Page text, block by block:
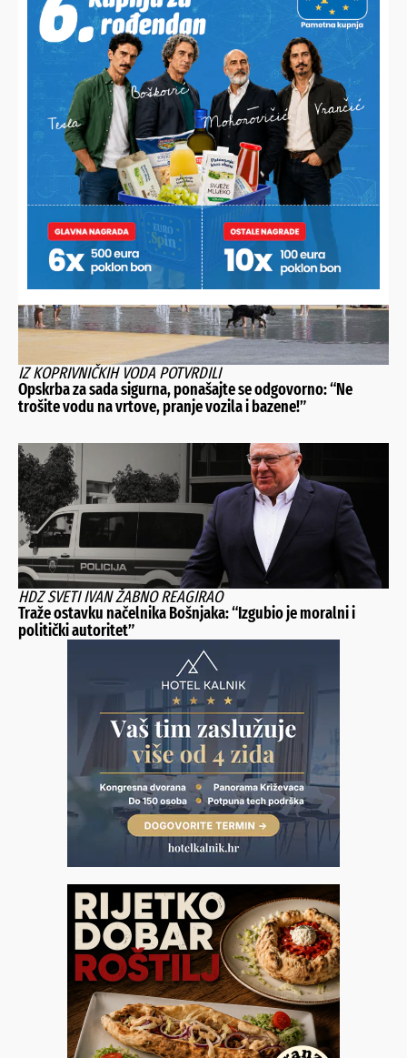
NEIZOSTAVNA POSTAJA UZ MAGISTRALU JE I ŠTAND S
LUBENICAMA OBITELJI ŠOŠ
Urod je dobar i uzgoj isplativ, a sve ih uspiju prodati na
kućnom pragu
IZ KOPRIVNIČKIH VODA POTVRDILI
Opskrba za sada sigurna, ponašajte se odgovorno: “Ne
trošite vodu na vrtove, pranje vozila i bazene!”
HDZ SVETI IVAN ŽABNO REAGIRAO
Traže ostavku načelnika Bošnjaka: “Izgubio je moralni i
politički autoritet”